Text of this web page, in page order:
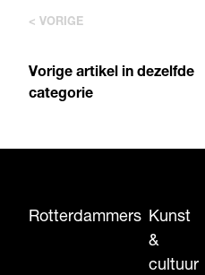
< VORIGE
Vorige artikel in dezelfde
categorie
Rotterdammers Kunst
&
cultuur